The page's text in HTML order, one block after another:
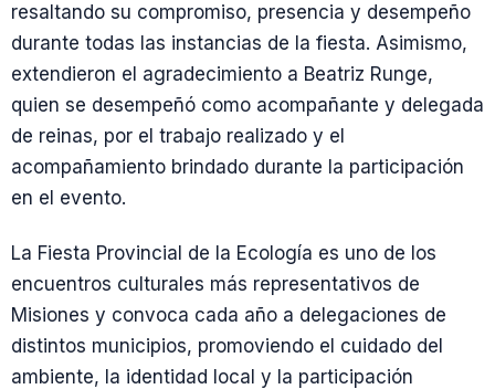
resaltando su compromiso, presencia y desempeño
durante todas las instancias de la fiesta. Asimismo,
extendieron el agradecimiento a Beatriz Runge,
quien se desempeñó como acompañante y delegada
de reinas, por el trabajo realizado y el
acompañamiento brindado durante la participación
en el evento.
La Fiesta Provincial de la Ecología es uno de los
encuentros culturales más representativos de
Misiones y convoca cada año a delegaciones de
distintos municipios, promoviendo el cuidado del
ambiente, la identidad local y la participación